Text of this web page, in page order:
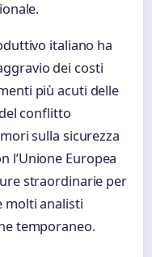
italiano ha
dei costi
più acuti delle
conflitto
sulla sicurezza
l’Unione Europea
straordinarie per
molti analisti
temporaneo.